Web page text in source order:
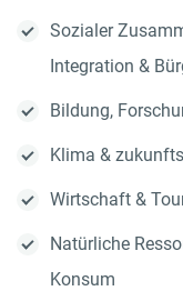
Sozialer
Integration &
Bildung,
Klima &
Wirtschaft &
Natürliche
Konsum